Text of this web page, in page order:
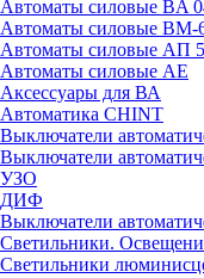
Автоматы силовые BA
Автоматы силовые ВМ-
Автоматы силовые АП
Автоматы силовые АЕ
Аксессуары для ВА
Автоматика CHINT
Выключатели
Выключатели
УЗО
ДИФ
Выключатели
Светильники.
Светильники